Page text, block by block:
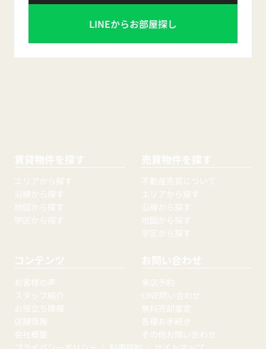
LINEからお部屋探し
賃貸物件を探す
エリアから探す
沿線から探す
地図から探す
学区から探す
売買物件を探す
不動産売買について
エリアから探す
沿線から探す
地図から探す
学区から探す
コンテンツ
お客様の声
スタッフ紹介
お役立ち情報
店舗情報
会社概要
お問い合わせ
来店予約
LINE問い合わせ
無料売却査定
各種お手続き
その他お問い合わせ